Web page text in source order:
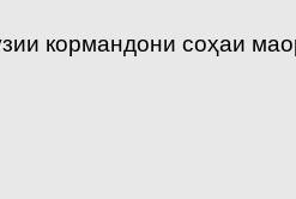
кормандони соҳаи